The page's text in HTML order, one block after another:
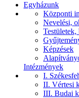
Egyházunk
Központi
Nevelési,
Testületek,
Képzések
Intézmények
I.
II. Vértesi
III. Budai